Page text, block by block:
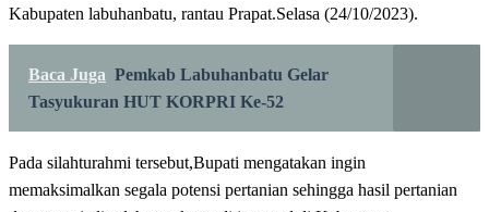
Kabupaten labuhanbatu, rantau Prapat.Selasa (24/10/2023).
Baca Juga Pemkab Labuhanbatu Gelar
Tasyukuran HUT KORPRI Ke-52
Pada silahturahmi tersebut,Bupati mengatakan ingin
memaksimalkan segala potensi pertanian sehingga hasil pertanian